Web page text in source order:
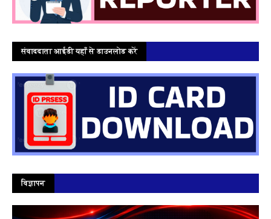
संवाददाता आईडी यहाँ से डाउनलोड करें
विज्ञापन